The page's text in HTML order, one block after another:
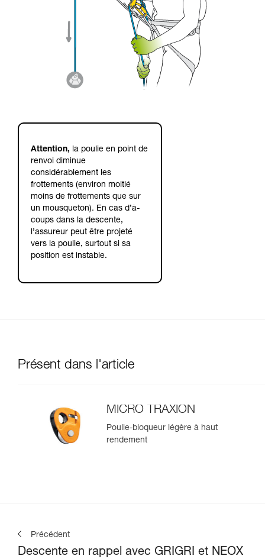
Attention, la poulie en point de
renvoi diminue
considérablement les
frottements (environ moitié
moins de frottements que sur
un mousqueton). En cas d’à-
coups dans la descente,
l’assureur peut être projeté
vers la poulie, surtout si sa
position est instable.
Présent dans l'article
MICRO TRAXION
Poulie-bloqueur légère à haut
rendement
Précédent
Descente en rappel avec GRIGRI et NEOX